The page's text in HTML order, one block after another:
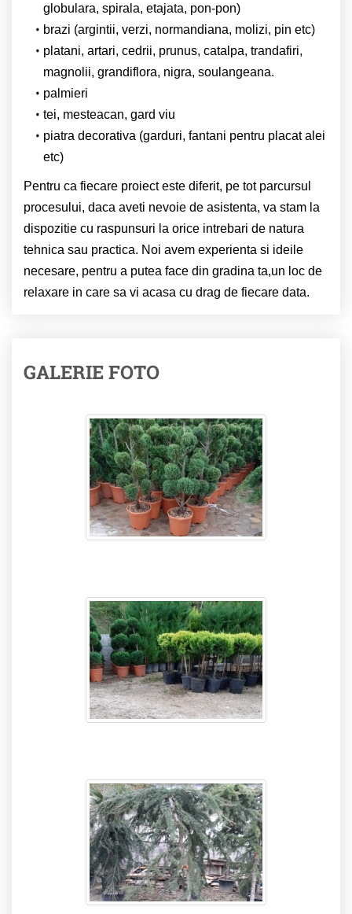
globulara, spirala, etajata, pon-pon)
brazi (argintii, verzi, normandiana, molizi, pin etc)
platani, artari, cedrii, prunus, catalpa, trandafiri,
magnolii, grandiflora, nigra, soulangeana.
palmieri
tei, mesteacan, gard viu
piatra decorativa (garduri, fantani pentru placat alei
etc)
Pentru ca fiecare proiect este diferit, pe tot parcursul
procesului, daca aveti nevoie de asistenta, va stam la
dispozitie cu raspunsuri la orice intrebari de natura
tehnica sau practica. Noi avem experienta si ideile
necesare, pentru a putea face din gradina ta,un loc de
relaxare in care sa vi acasa cu drag de fiecare data.
GALERIE FOTO